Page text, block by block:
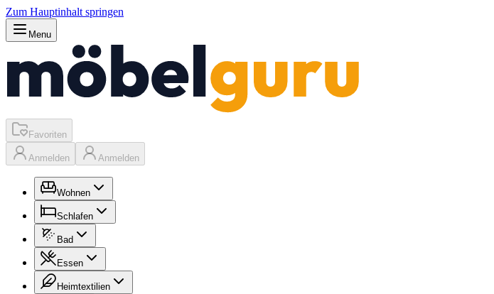
Zum Hauptinhalt springen
Menu
Favoriten
Anmelden Anmelden
Wohnen
Schlafen
Bad
Essen
Heimtextilien